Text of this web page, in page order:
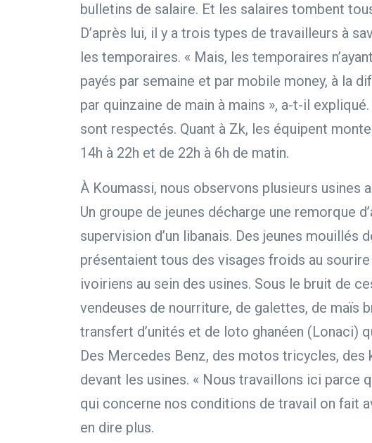
bulletins de salaire. Et les salaires tombent
D’après lui, il y a trois types de travailleurs à
les temporaires. « Mais, les temporaires
payés par semaine et par mobile money, à la
par quinzaine de main à mains », a-t-il
sont respectés. Quant à Zk, les équipent
14h à 22h et de 22h à 6h de matin.
À Koumassi, nous observons plusieurs usines
Un groupe de jeunes décharge une remorque
supervision d’un libanais. Des jeunes mouillés
présentaient tous des visages froids au
ivoiriens au sein des usines. Sous le bruit de
vendeuses de nourriture, de galettes, de maïs
transfert d’unités et de loto ghanéen (Lonaci)
Des Mercedes Benz, des motos tricycles,
devant les usines. « Nous travaillons ici parce
qui concerne nos conditions de travail on fait
en dire plus.